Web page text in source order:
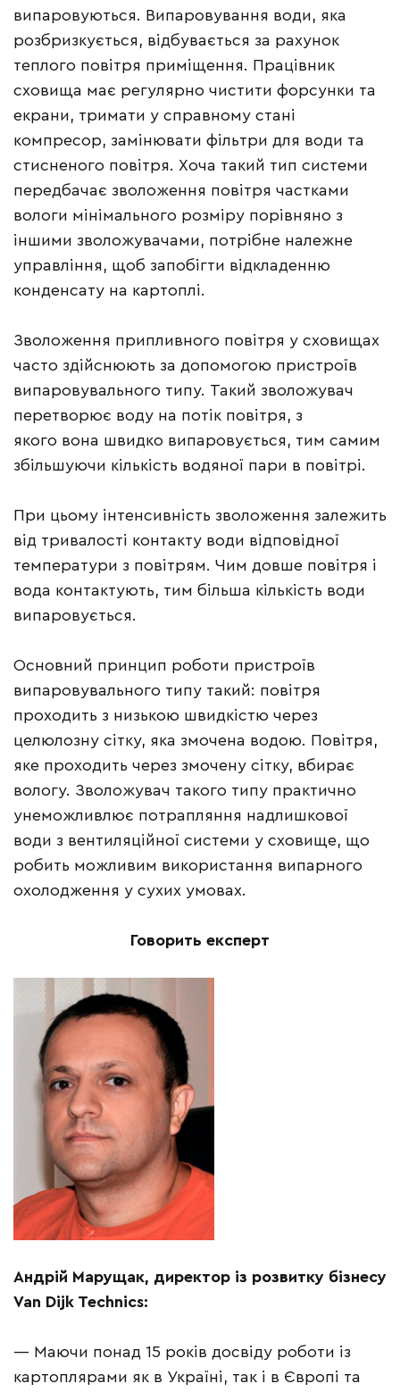
випаровуються. Випаровування води, яка
розбризкується, відбувається за рахунок
теплого повітря приміщення. Працівник
сховища має регулярно чистити форсунки та
екрани, тримати у справному стані
компресор, замінювати фільтри для води та
стисненого повітря. Хоча такий тип системи
передбачає зволоження повітря частками
вологи мінімального розміру порівняно з
іншими зволожувачами, потрібне належне
управління, щоб запобігти відкладенню
конденсату на картоплі.
Зволоження припливного повітря у сховищах
часто здійснюють за допомогою пристроїв
випаровувального типу. Такий зволожувач
перетворює воду на потік повітря, з
якого вона швидко випаровується, тим самим
збільшуючи кількість водяної пари в повітрі.
При цьому інтенсивність зволоження залежить
від тривалості контакту води відповідної
температури з повітрям. Чим довше повітря і
вода контактують, тим більша кількість води
випаровується.
Основний принцип роботи пристроїв
випаровувального типу такий: повітря
проходить з низькою швидкістю через
целюлозну сітку, яка змочена водою. Повітря,
яке проходить через змочену сітку, вбирає
вологу. Зволожувач такого типу практично
унеможливлює потрапляння надлишкової
води з вентиляційної системи у сховище, що
робить можливим використання випарного
охолодження у сухих умовах.
Говорить експерт
Андрій Марущак, директор із розвитку бізнесу
Van Dijk Techniсs:
— Маючи понад 15 років досвіду роботи із
картоплярами як в Україні, так і в Європі та